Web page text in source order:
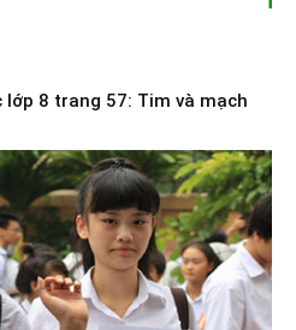
8 trang 57: Tim và mạch